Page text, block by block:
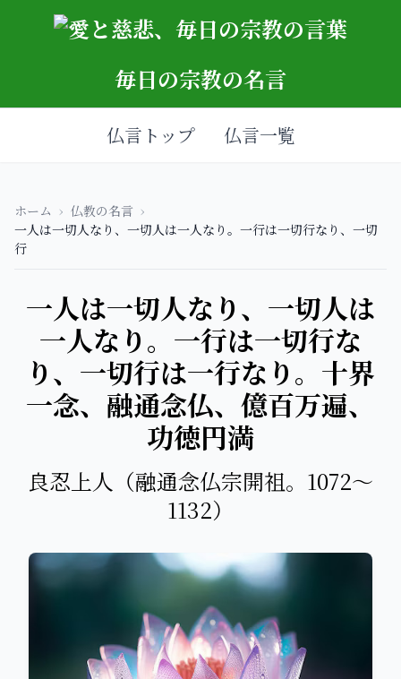
毎日の宗教の名言
仏言トップ 仏言一覧
ホーム › 仏教の名言 ›
一人は一切人なり、一切人は一人なり。一行は一切行なり、一切
行
一人は一切人なり、一切人は
一人なり。一行は一切行な
り、一切行は一行なり。十界
一念、融通念仏、億百万遍、
功徳円満
良忍上人（融通念仏宗開祖。1072～
1132）